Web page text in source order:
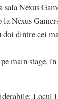
Nexus
Nexus
doi dintre cei
main stage,
Locul